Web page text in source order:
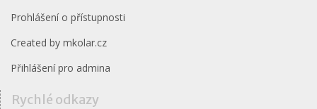
Prohlášení o přístupnosti
Created by mkolar.cz
Přihlášení pro admina
Rychlé odkazy